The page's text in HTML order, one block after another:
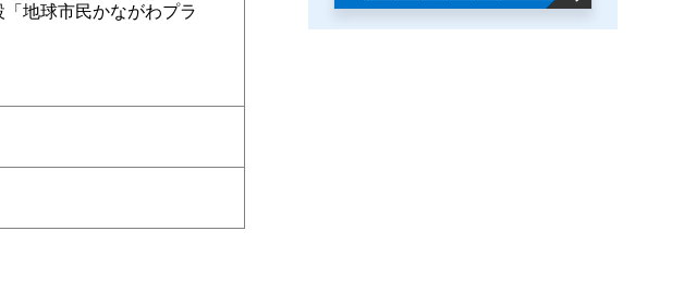
地球市民かながわプラ